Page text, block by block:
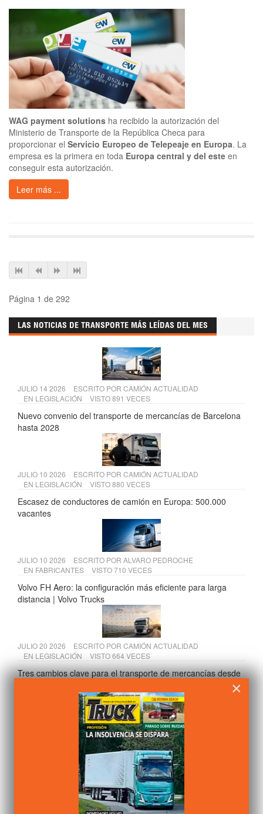
WAG payment solutions ha recibido la autorización del
Ministerio de Transporte de la República Checa para
proporcionar el Servicio Europeo de Telepeaje en Europa. La
empresa es la primera en toda Europa central y del este en
conseguir esta autorización.
Leer más ...
Página 1 de 292
LAS NOTICIAS DE TRANSPORTE MÁS LEÍDAS DEL MES
JULIO 14 2026 ESCRITO POR CAMIÓN ACTUALIDAD
EN LEGISLACIÓN VISTO 891 VECES
Nuevo convenio del transporte de mercancías de Barcelona
hasta 2028
JULIO 10 2026 ESCRITO POR CAMIÓN ACTUALIDAD
EN LEGISLACIÓN VISTO 880 VECES
Escasez de conductores de camión en Europa: 500.000
vacantes
JULIO 10 2026 ESCRITO POR ALVARO PEDROCHE
EN FABRICANTES VISTO 710 VECES
Volvo FH Aero: la configuración más eficiente para larga
distancia | Volvo Trucks
JULIO 20 2026 ESCRITO POR CAMIÓN ACTUALIDAD
EN LEGISLACIÓN VISTO 664 VECES
Tres cambios clave para el transporte de mercancías desde
ESCRITO PORALVARO PEDROCHE
FABRICANTES VISTO 664 VECES
Scania presenta sus soluciones para construcción en Osuna
×